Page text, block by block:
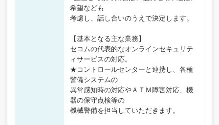
希望なども
考慮し、話し合いのうえで決定します。
【基本となる主な業務】
セコムの代表的なオンラインセキュリテ
ィサービスの対応。
★コントロールセンターと連携し、各種
警備システムの
異常感知時の対応やＡＴＭ障害対応、機
器の保守点検等の
機械警備を担当していただきます。